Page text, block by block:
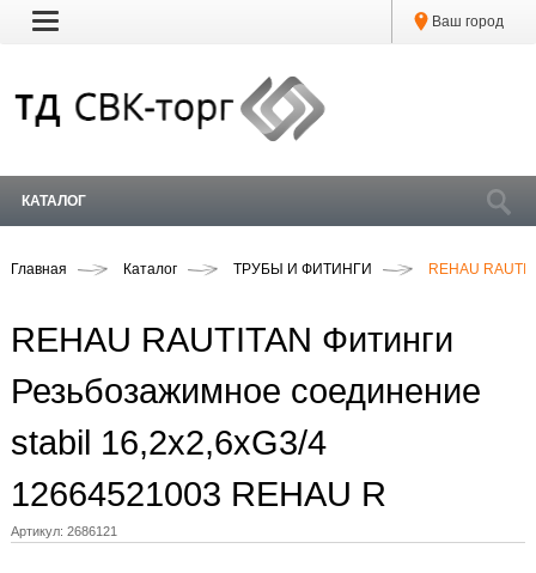
Ваш город
КАТАЛОГ
Главная Каталог ТРУБЫ И ФИТИНГИ REHAU
REHAU RAUTITAN Фитинги
Резьбозажимное соединение
stabil 16,2x2,6xG3/4
12664521003 REHAU R
Артикул: 2686121